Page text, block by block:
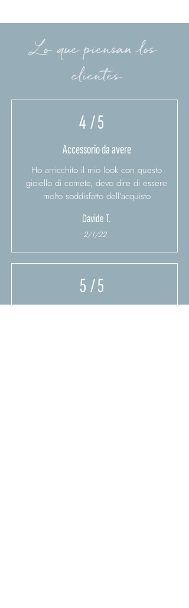
Lo que piensan los
clientes
4/ 5
Accessorio da avere
Ho arricchito il mio look con questo
gioiello di comete, devo dire di essere
molto soddisfatto dell'acquisto
Davide T.
2/1/22
5/ 5